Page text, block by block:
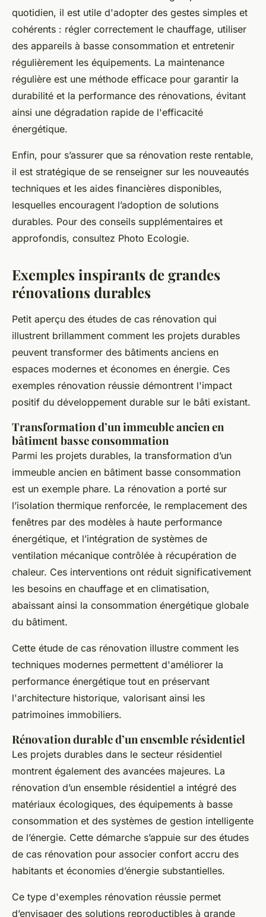
quotidien, il est utile d'adopter des gestes simples et
cohérents : régler correctement le chauffage, utiliser
des appareils à basse consommation et entretenir
régulièrement les équipements. La maintenance
régulière est une méthode efficace pour garantir la
durabilité et la performance des rénovations, évitant
ainsi une dégradation rapide de l'efficacité
énergétique.
Enfin, pour s’assurer que sa rénovation reste rentable,
il est stratégique de se renseigner sur les nouveautés
techniques et les aides financières disponibles,
lesquelles encouragent l’adoption de solutions
durables. Pour des conseils supplémentaires et
approfondis, consultez Photo Ecologie.
Exemples inspirants de grandes
rénovations durables
Petit aperçu des études de cas rénovation qui
illustrent brillamment comment les projets durables
peuvent transformer des bâtiments anciens en
espaces modernes et économes en énergie. Ces
exemples rénovation réussie démontrent l'impact
positif du développement durable sur le bâti existant.
Transformation d’un immeuble ancien en
bâtiment basse consommation
Parmi les projets durables, la transformation d’un
immeuble ancien en bâtiment basse consommation
est un exemple phare. La rénovation a porté sur
l’isolation thermique renforcée, le remplacement des
fenêtres par des modèles à haute performance
énergétique, et l’intégration de systèmes de
ventilation mécanique contrôlée à récupération de
chaleur. Ces interventions ont réduit significativement
les besoins en chauffage et en climatisation,
abaissant ainsi la consommation énergétique globale
du bâtiment.
Cette étude de cas rénovation illustre comment les
techniques modernes permettent d'améliorer la
performance énergétique tout en préservant
l'architecture historique, valorisant ainsi les
patrimoines immobiliers.
Rénovation durable d’un ensemble résidentiel
Les projets durables dans le secteur résidentiel
montrent également des avancées majeures. La
rénovation d’un ensemble résidentiel a intégré des
matériaux écologiques, des équipements à basse
consommation et des systèmes de gestion intelligente
de l’énergie. Cette démarche s’appuie sur des études
de cas rénovation pour associer confort accru des
habitants et économies d’énergie substantielles.
Ce type d'exemples rénovation réussie permet
d’envisager des solutions reproductibles à grande